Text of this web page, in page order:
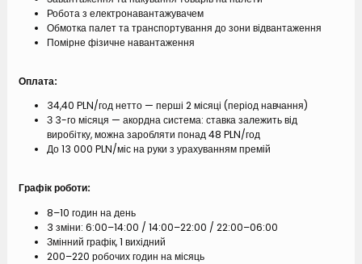
Робота з електронавантажувачем
Обмотка палет та транспортування до зони відвантаження
Помірне фізичне навантаження
Оплата:
34,40 PLN/год нетто — перші 2 місяці (період навчання)
З 3-го місяця — акордна система: ставка залежить від
виробітку, можна заробляти понад 48 PLN/год
До 13 000 PLN/міс на руки з урахуванням премій
Графік роботи:
8–10 годин на день
3 зміни: 6:00–14:00 / 14:00–22:00 / 22:00–06:00
Змінний графік, 1 вихідний
200–220 робочих годин на місяць